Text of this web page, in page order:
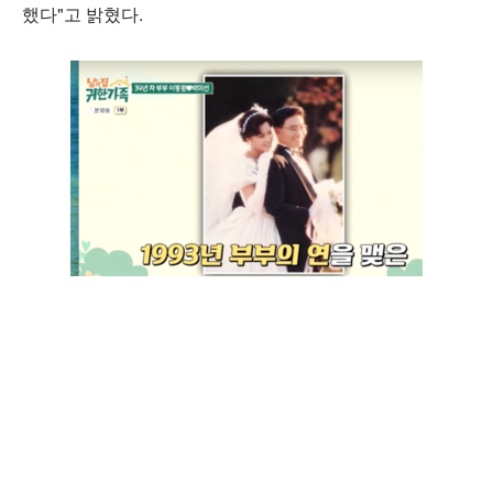
했다"고 밝혔다.